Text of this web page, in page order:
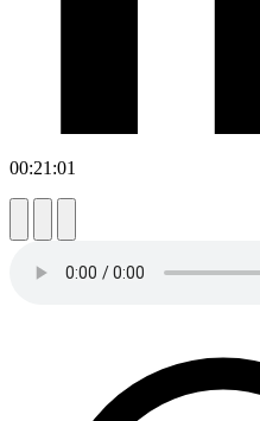
00:21:01